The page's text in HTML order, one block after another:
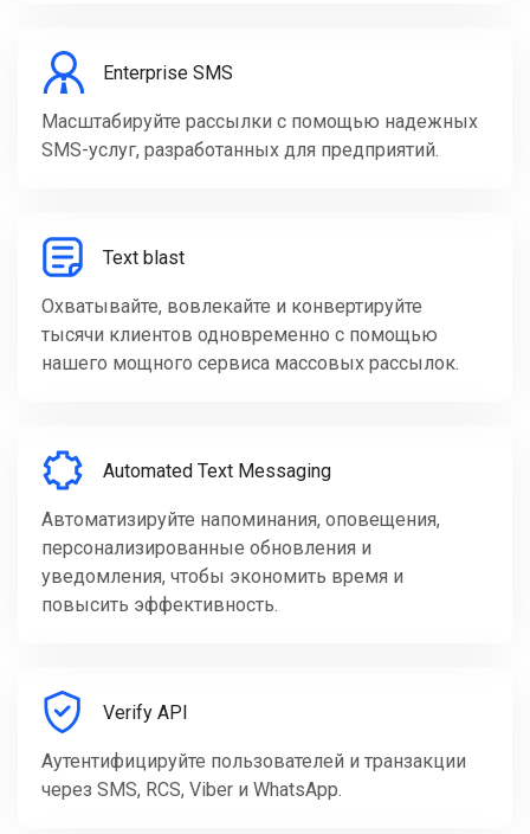
Enterprise SMS
Масштабируйте рассылки с помощью надежных
SMS-услуг, разработанных для предприятий.
Text blast
Охватывайте, вовлекайте и конвертируйте
тысячи клиентов одновременно с помощью
нашего мощного сервиса массовых рассылок.
Automated Text Messaging
Автоматизируйте напоминания, оповещения,
персонализированные обновления и
уведомления, чтобы экономить время и
повысить эффективность.
Verify API
Аутентифицируйте пользователей и транзакции
через SMS, RCS, Viber и WhatsApp.